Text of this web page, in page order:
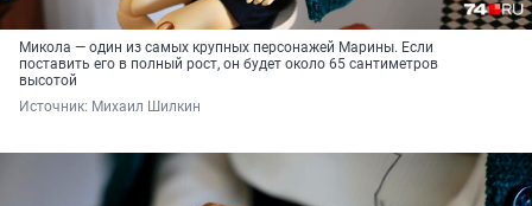
Микола — один из самых крупных персонажей Марины. Если
поставить его в полный рост, он будет около 65 сантиметров
высотой
Источник: Михаил Шилкин